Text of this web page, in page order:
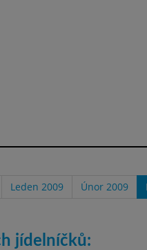
Leden 2009 Únor 2009
jídelníčků: